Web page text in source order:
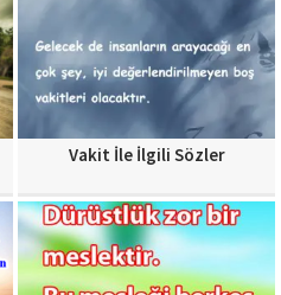
Vakit İle İlgili Sözler